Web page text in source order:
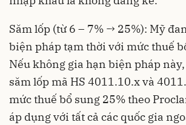
Săm lốp (từ 6 – 7% → 25%): Mỹ
biện pháp tạm thời với mức thuế
Nếu không gia hạn biện pháp
săm lốp mã HS 4011.10.x và
mức thuế bổ sung 25% theo
áp dụng với tất cả các quốc gia